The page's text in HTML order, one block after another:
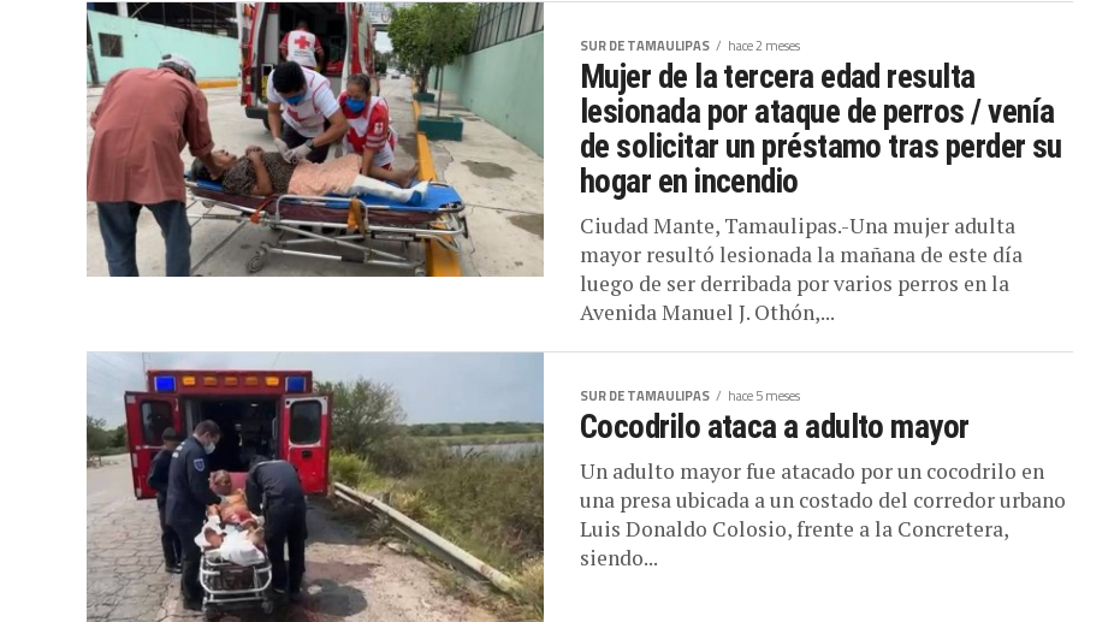
SUR DE TAMAULIPAS hace 2 meses
Mujer de la tercera edad resulta
lesionada por ataque de perros / venía
de solicitar un préstamo tras perder su
hogar en incendio
Ciudad Mante, Tamaulipas.-Una mujer adulta
mayor resultó lesionada la mañana de este día
luego de ser derribada por varios perros en la
Avenida Manuel J. Othón,...
SUR DE TAMAULIPAS hace 5 meses
Cocodrilo ataca a adulto mayor
Un adulto mayor fue atacado por un cocodrilo en
una presa ubicada a un costado del corredor urbano
Luis Donaldo Colosio, frente a la Concretera,
siendo...